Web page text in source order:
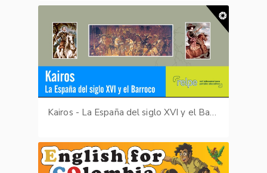
Kairos - La España del siglo XVI y el Barroco